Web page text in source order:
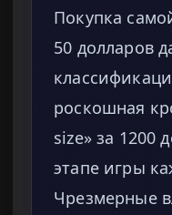
Покупка
50 долларов
роскошная
size» за 1200
этапе игры
Чрезмерные